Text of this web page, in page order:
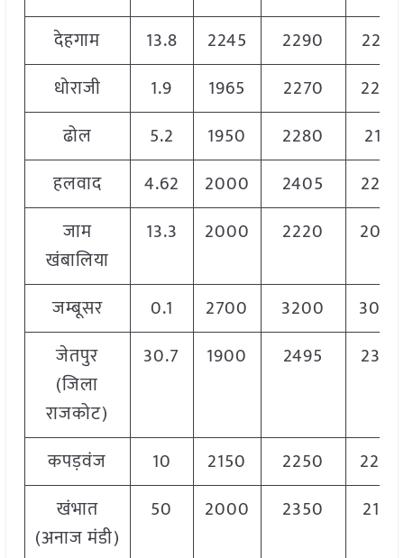
देहगाम
13.8 2245 2290
2267
धोराजी
1.9 1965 2270
2250
ढोल
5.2 1950 2280
2115
हलवाद
4.62 2000 2405
2250
जाम
खंबालिया
13.3 2000 2220 2050
जम्बूसर 0.1 2700 3200
3000
जेतपुर
(जिला
राजकोट)
30.7 1900 2495 2305
कपड़वंज 10 2150 2250
2200
खंभात
(अनाज मंडी)
50 2000 2350 2175